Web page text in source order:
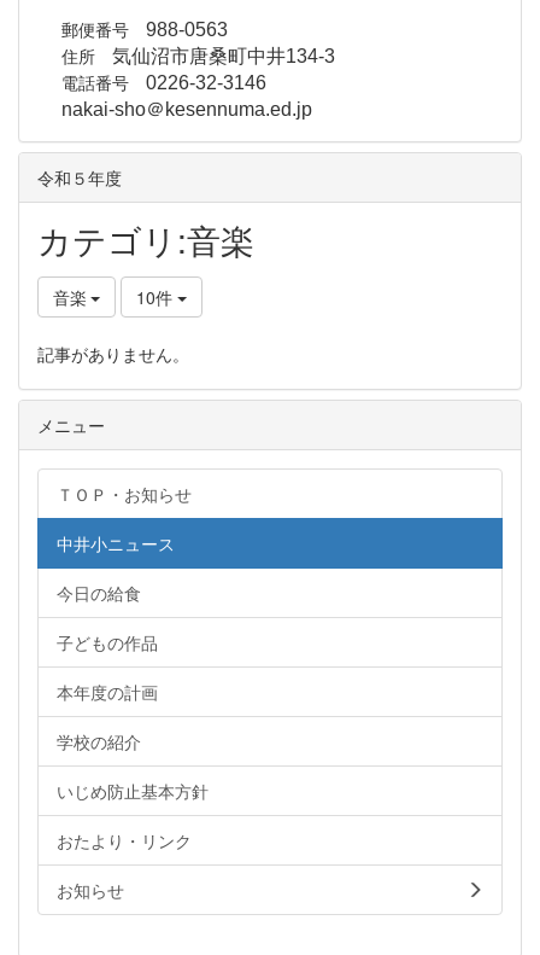
郵便番号 988-0563
住所 気仙沼市唐桑町中井134-3
電話番号 0226-32-3146
nakai-sho＠kesennuma.ed.jp
令和５年度
カテゴリ:音楽
音楽 10件
記事がありません。
メニュー
ＴＯＰ・お知らせ
中井小ニュース
今日の給食
子どもの作品
本年度の計画
学校の紹介
いじめ防止基本方針
おたより・リンク
お知らせ